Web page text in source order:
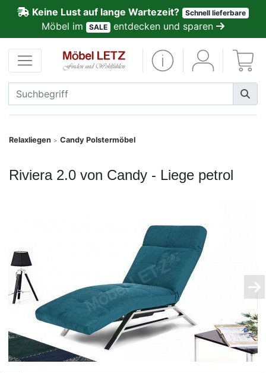
Keine Lust auf lange Wartezeit? Schnell lieferbare
Möbel im SALE entdecken und sparen
Relaxliegen > Candy Polstermöbel
Riviera 2.0 von Candy - Liege petrol
Kundenmeinungen
Anmelden
PREMIUM
Schnell
0%
Finanzierung
Markenwelt